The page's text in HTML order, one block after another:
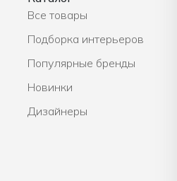
Все товары
Подборка интерьеров
Популярные бренды
Новинки
Дизайнеры